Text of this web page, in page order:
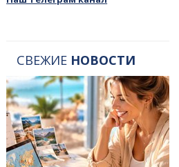
СВЕЖИЕ НОВОСТИ